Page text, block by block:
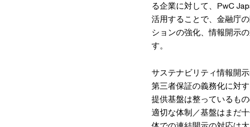
る企業に対して、PwC
活用することで、金融庁
ションの強化、情報開示
す。
サステナビリティ情報開
第三者保証の義務化に対
提供基盤は整っているも
適切な体制／基盤はまだ